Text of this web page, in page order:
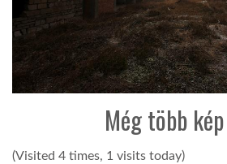
Még több kép
(Visited 4 times, 1 visits today)